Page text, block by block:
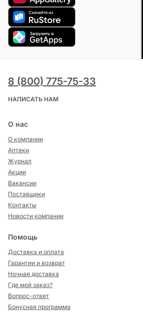
8 (800) 775-75-33
НАПИСАТЬ НАМ
О нас
О компании
Аптеки
Журнал
Акции
Вакансии
Поставщики
Контакты
Новости компании
Помощь
Доставка и оплата
Гарантии и возврат
Ночная доставка
Где мой заказ?
Вопрос-ответ
Бонусная программа